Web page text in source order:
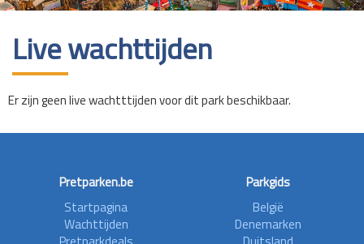
Live wachttijden
Er zijn geen live wachtttijden voor dit park beschikbaar.
Pretparken.be
Startpagina
Wachttijden
Parkgids
België
Denemarken